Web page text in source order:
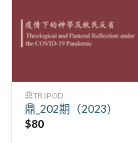
鼎TRIPOD
鼎_202期（2023）
$80